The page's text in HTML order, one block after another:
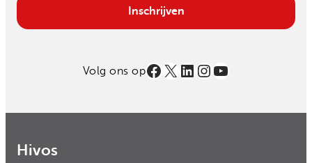
Inschrijven
Volg ons opFacebook
X LinkedIn
Instagram
YouTube
Hivos